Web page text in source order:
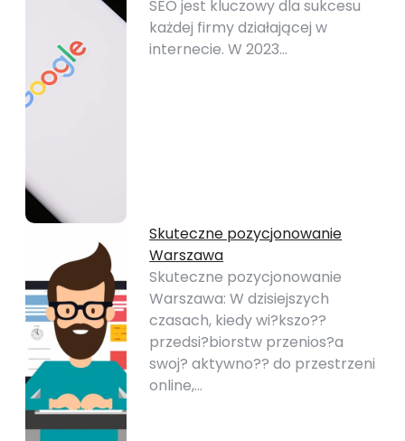
SEO jest kluczowy dla sukcesu
każdej firmy działającej w
internecie. W 2023…
Skuteczne pozycjonowanie
Warszawa
Skuteczne pozycjonowanie
Warszawa: W dzisiejszych
czasach, kiedy wi?kszo??
przedsi?biorstw przenios?a
swoj? aktywno?? do przestrzeni
online,…